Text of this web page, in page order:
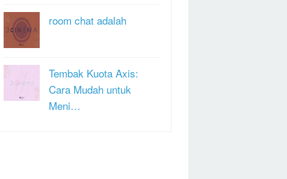
room chat adalah
Tembak Kuota Axis:
Cara Mudah untuk
Meni…